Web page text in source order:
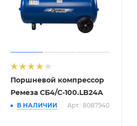
Поршневой компрессор
Ремеза СБ4/С-100.LB24A
В НАЛИЧИИ Арт.: 8087940